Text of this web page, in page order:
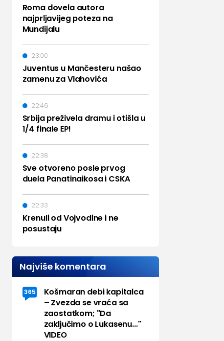
Roma dovela autora
najprljavijeg poteza na
Mundijalu
Juventus u Mančesteru našao
zamenu za Vlahovića
23:00
Srbija preživela dramu i otišla u
1/4 finale EP!
22:46
Sve otvoreno posle prvog
duela Panatinaikosa i CSKA
22:38
Krenuli od Vojvodine i ne
posustaju
22:33
Najviše komentara
365
Košmaran debi kapitalca
– Zvezda se vraća sa
zaostatkom; "Da
zaključimo o Lukasenu..."
VIDEO